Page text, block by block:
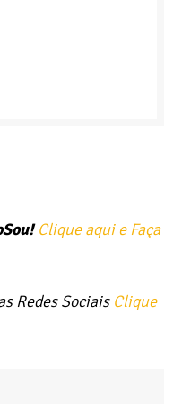
Clique aqui e Faça
Redes Sociais Clique